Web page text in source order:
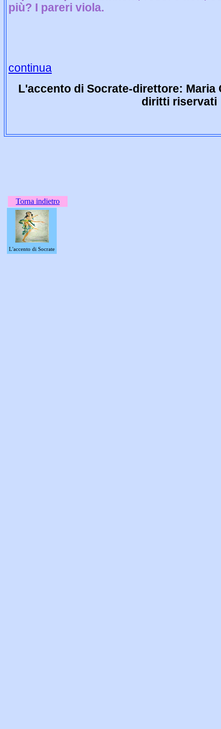
più? I pareri viola.
continua
L'accento di Socrate-direttore: Maria
diritti riservati
Torna indietro
L'accento di Socrate